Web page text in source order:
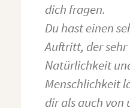
dich fragen.
Du hast einen
Auftritt, der
Natürlichkeit
Menschlichkeit
dir als auch von